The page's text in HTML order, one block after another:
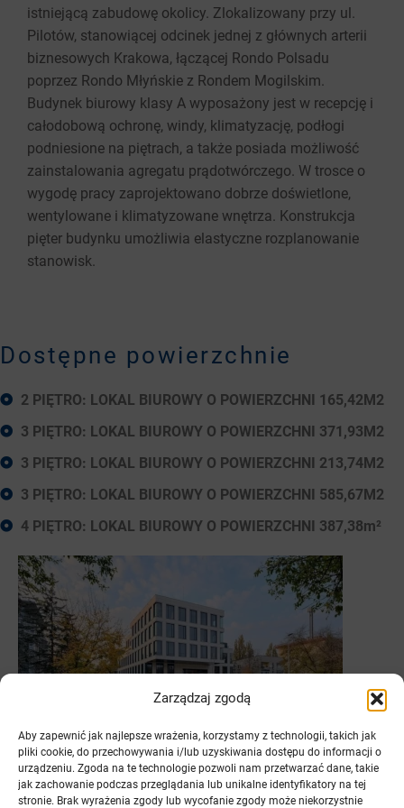
Zarządzaj zgodą
Aby zapewnić jak najlepsze wrażenia, korzystamy z technologii, takich jak
pliki cookie, do przechowywania i/lub uzyskiwania dostępu do informacji o
urządzeniu. Zgoda na te technologie pozwoli nam przetwarzać dane, takie
jak zachowanie podczas przeglądania lub unikalne identyfikatory na tej
stronie. Brak wyrażenia zgody lub wycofanie zgody może niekorzystnie
istniejącą zabudowę okolicy. Zlokalizowany przy ul.
Pilotów, stanowiącej odcinek jednej z głównych arterii
biznesowych Krakowa, łączącej Rondo Polsadu
poprzez Rondo Młyńskie z Rondem Mogilskim.
Budynek biurowy klasy A wyposażony jest w recepcję i
całodobową ochronę, windy, klimatyzację, podłogi
podniesione na piętrach, a także posiada możliwość
zainstalowania agregatu prądotwórczego. W trosce o
wygodę pracy zaprojektowano dobrze doświetlone,
wentylowane i klimatyzowane wnętrza. Konstrukcja
pięter budynku umożliwia elastyczne rozplanowanie
stanowisk.
Dostępne powierzchnie
2 PIĘTRO: LOKAL BIUROWY O POWIERZCHNI 165,42M2
3 PIĘTRO: LOKAL BIUROWY O POWIERZCHNI 371,93M2
3 PIĘTRO: LOKAL BIUROWY O POWIERZCHNI 213,74M2
3 PIĘTRO: LOKAL BIUROWY O POWIERZCHNI 585,67M2
4 PIĘTRO: LOKAL BIUROWY O POWIERZCHNI 387,38m²